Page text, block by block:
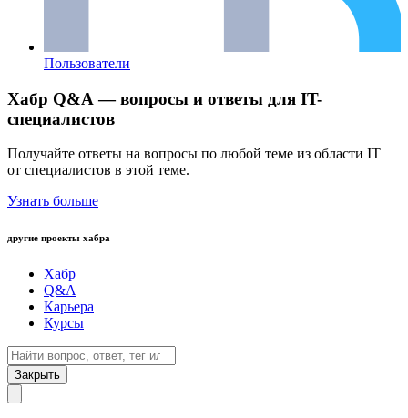
Пользователи
Хабр Q&A — вопросы и ответы для IT-
специалистов
Получайте ответы на вопросы по любой теме из области IT
от специалистов в этой теме.
Узнать больше
другие проекты хабра
Хабр
Q&A
Карьера
Курсы
Закрыть